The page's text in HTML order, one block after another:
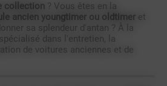
collection ? Vous êtes en la
ancien youngtimer ou oldtimer et
sa splendeur d'antan ? À la
dans l'entretien, la
de voitures anciennes et de